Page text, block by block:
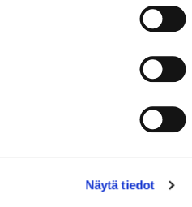
Näytä tiedot